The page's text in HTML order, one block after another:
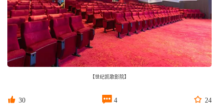
【世纪凯歌影院】
 30  4  24